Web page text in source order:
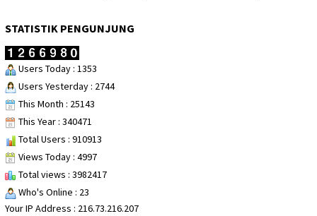
STATISTIK PENGUNJUNG
Users Today : 1353
Users Yesterday : 2744
This Month : 25143
This Year : 340471
Total Users : 910913
Views Today : 4997
Total views : 3982417
Who's Online : 23
Your IP Address : 216.73.216.207